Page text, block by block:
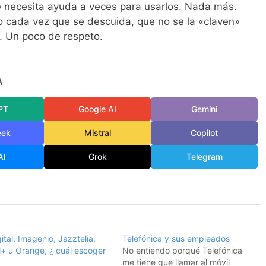
ayuda a veces para usarlos. Nada más.
vez que se descuida, que no se la «claven»
Un poco de respeto.
Google AI Gemini
Mistral Copilot
Grok Telegram
Imagenio, Jazztelia,
u Orange, ¿ cuál escoger
Telefónica y sus empleados
No entiendo porqué Telefónica
me tiene que llamar al móvil